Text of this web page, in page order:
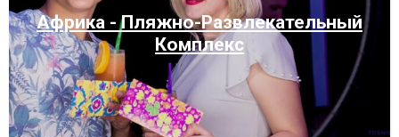
Африка - Пляжно-Развлекательный
Комплекс